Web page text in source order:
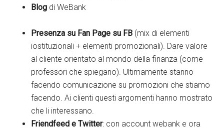
Blog di WeBank
Presenza su Fan Page su FB (mix di elementi
iostituzionali + elementi promozionali). Dare valore
al cliente orientato al mondo della finanza (come
professori che spiegano). Ultimamente stanno
facendo comunicazione su promozioni che stiamo
facendo. Ai clienti questi argomenti hanno mostrato
che li interessano.
Friendfeed e Twitter: con account webank e ora